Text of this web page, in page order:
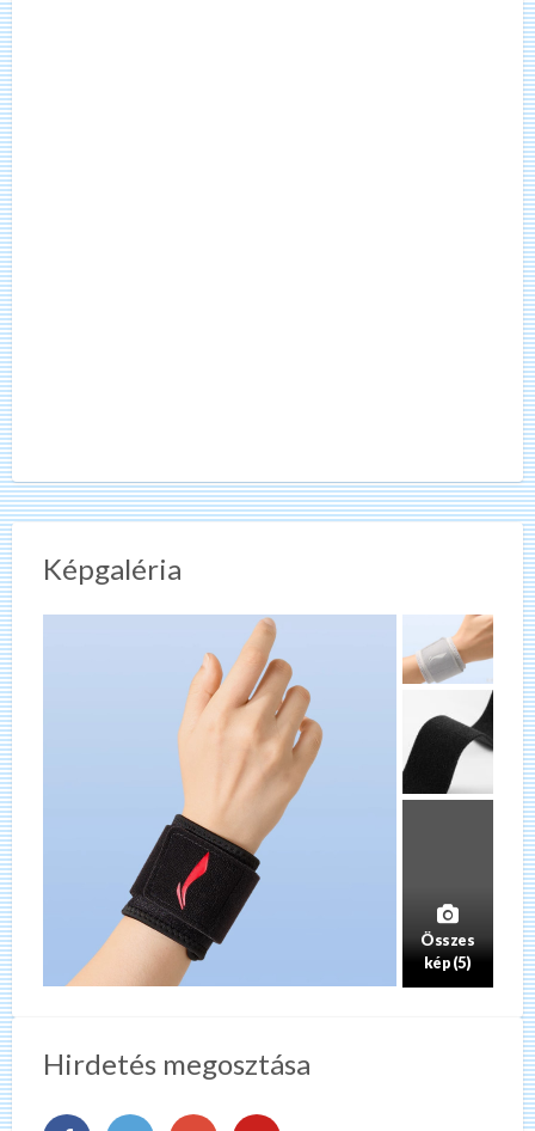
Képgaléria
Összes
kép (5)
Hirdetés megosztása